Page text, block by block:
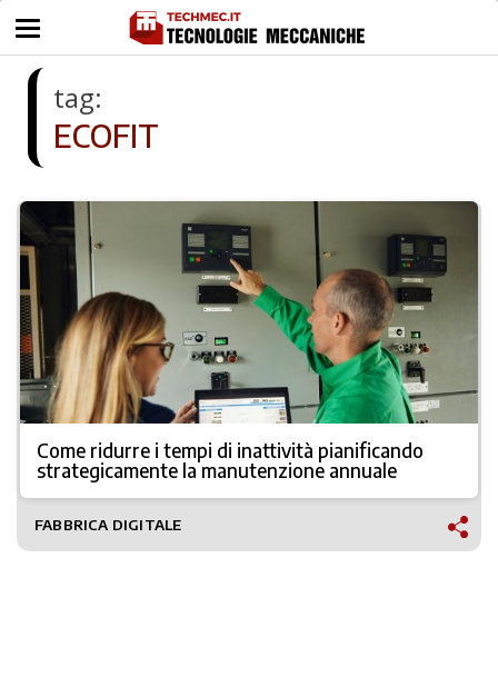
tag:
ECOFIT
Come ridurre i tempi di inattività pianificando
strategicamente la manutenzione annuale
FABBRICA DIGITALE